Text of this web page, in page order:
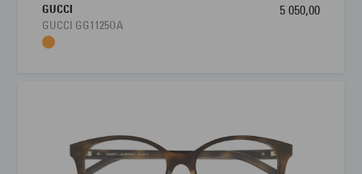
GUCCI
GUCCI GG1125OA
5 050,00